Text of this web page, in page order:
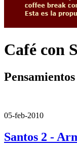
Café con
05-feb-2010
Santos 2 -